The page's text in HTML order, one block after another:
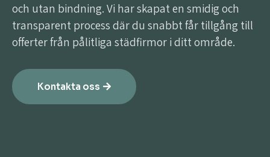
och utan bindning. Vi har skapat en smidig och
transparent process där du snabbt får tillgång till
offerter från pålitliga städfirmor i ditt område.
Kontakta oss